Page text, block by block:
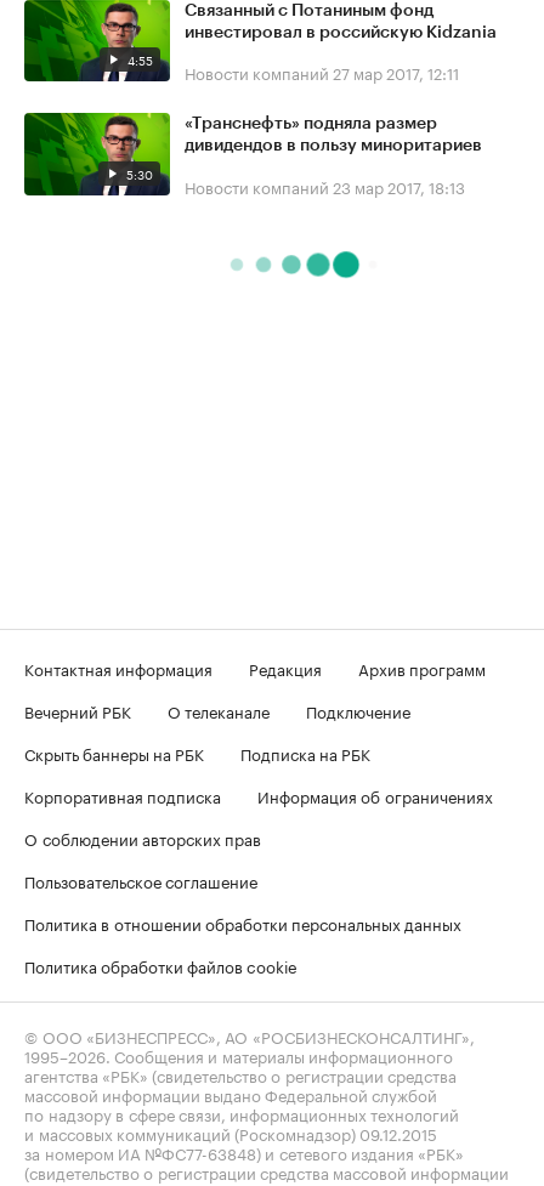
4:55
Связанный с Потаниным фонд
инвестировал в российскую Kidzania
Новости компаний 27 мар 2017, 12:11
5:30
«Транснефть» подняла размер
дивидендов в пользу миноритариев
Новости компаний 23 мар 2017, 18:13
Контактная информация Редакция
Архив программ
Вечерний РБК
О телеканале
Подключение
Скрыть баннеры на РБК
Подписка на РБК
Корпоративная подписка
Информация об ограничениях
О соблюдении авторских прав
Пользовательское соглашение
Политика в отношении обработки персональных данных
Политика обработки файлов cookie
© ООО «БИЗНЕСПРЕСС», АО «РОСБИЗНЕСКОНСАЛТИНГ»,
1995–2026. Сообщения и материалы информационного
агентства «РБК» (свидетельство о регистрации средства
массовой информации выдано Федеральной службой
по надзору в сфере связи, информационных технологий
и массовых коммуникаций (Роскомнадзор) 09.12.2015
за номером ИА №ФС77-63848) и сетевого издания «РБК»
(свидетельство о регистрации средства массовой информации